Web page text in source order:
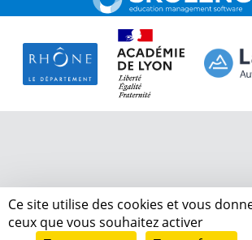
Ce site utilise des cookies et vous
ceux que vous souhaitez activer